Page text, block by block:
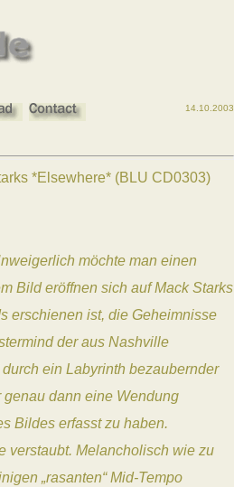
14.10.2003
*Elsewhere* (BLU CD0303)
möchte man einen
Bild eröffnen sich auf Mack Starks
erschienen ist, die Geheimnisse
der aus Nashville
ein Labyrinth bezaubernder
dann eine Wendung
Bildes erfasst zu haben.
verstaubt. Melancholisch wie zu
„rasanten“ Mid-Tempo